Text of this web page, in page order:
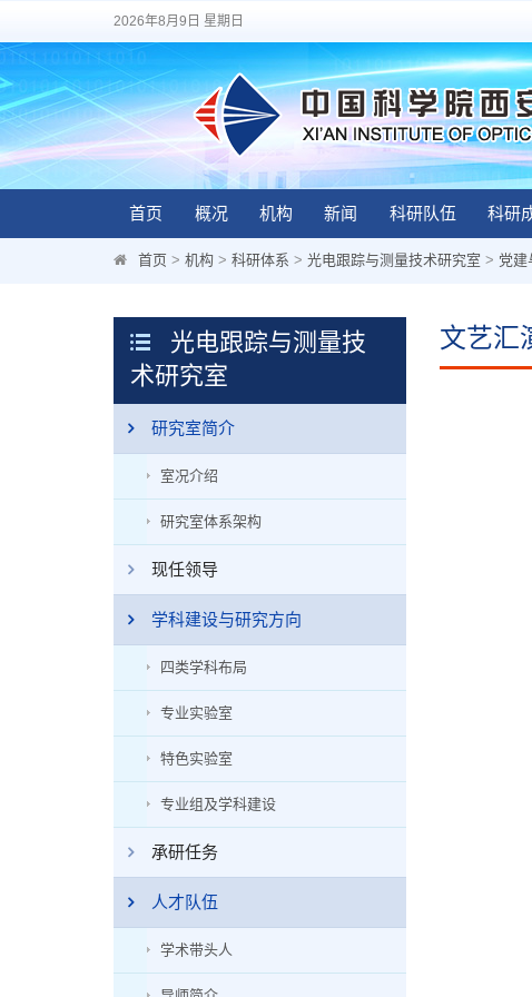
2026年8月9日 星期日
首页 概况 机构 新闻 科研队伍 科研
首页 > 机构 > 科研体系 > 光电跟踪与测量技术研究室 > 党建
光电跟踪与测量技
术研究室
研究室简介
室况介绍
研究室体系架构
现任领导
学科建设与研究方向
四类学科布局
专业实验室
特色实验室
专业组及学科建设
承研任务
人才队伍
学术带头人
文艺汇